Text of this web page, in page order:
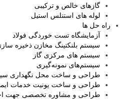
گازهای خالص و ترکیبی
لوله های استنلس استیل
راه حل ها
آزمایشگاه‌ تست خوردگی فولاد
سیستم بلنکتینگ مخازن ذخیره
سیستم های مرکزی گاز
سیستم‌های نمونه‌گیری
طراحی و ساخت محل نگهداری
طراحی و ساخت یونیت خدمات
طراحی و مشاوره تخصصی جهت